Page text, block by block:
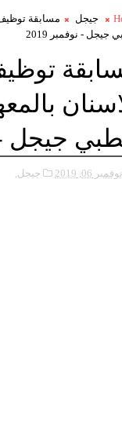
جيجل
مسابقة
جيجل - نوفمبر 2019
جيجل -
نوفمبر 06, 2019 جيجل,